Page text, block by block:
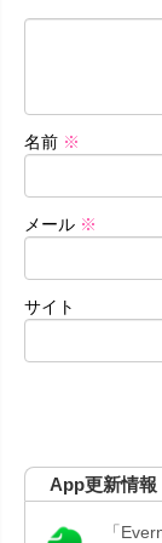
名前 ※
メール ※
サイト
App更新情報
「